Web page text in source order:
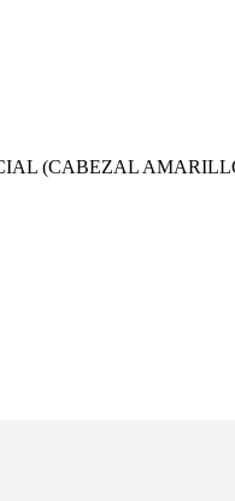
(CABEZAL